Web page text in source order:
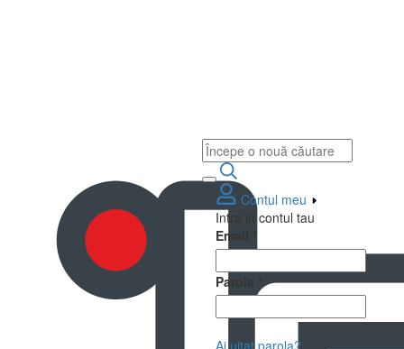
Contul meu
Intra in contul tau
Email
Parola
Ai uitat parola?